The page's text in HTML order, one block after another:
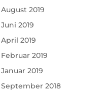
August 2019
Juni 2019
April 2019
Februar 2019
Januar 2019
September 2018